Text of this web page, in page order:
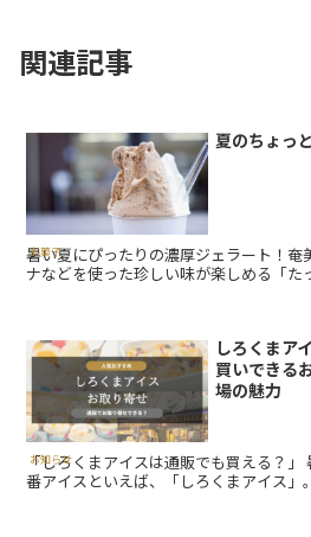
関連記事
お菓子
夏のちょっ
暑い夏にぴったりの濃厚ジェラート！奄
ナなどを使った珍しい味が楽しめる「た
お知らせ
しろくまア
買いできる
場の魅力
「しろくまアイスは通販でも買える？」 暑い季節に食べたくなる定
番アイスといえば、「しろくまアイス」。 練乳たっぷりの氷に